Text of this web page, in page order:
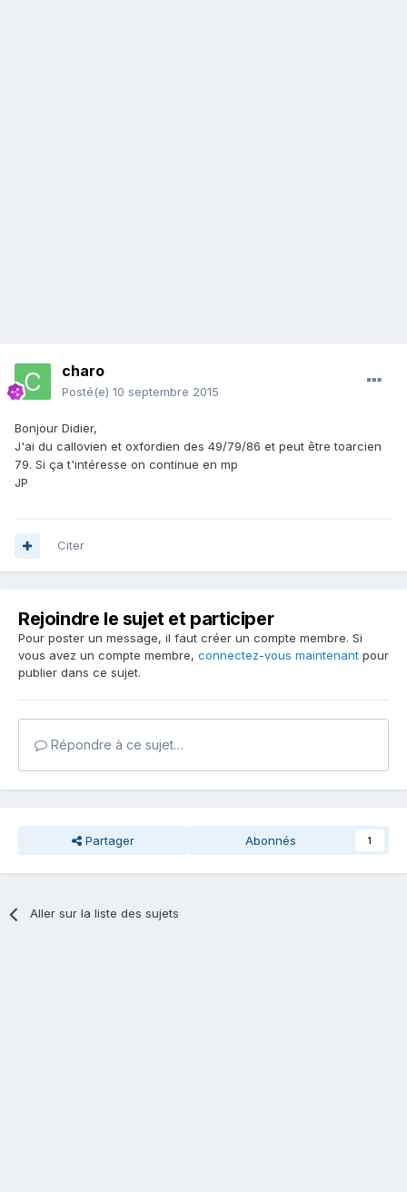
charo
Posté(e) 10 septembre 2015
Bonjour Didier,
J'ai du callovien et oxfordien des 49/79/86 et peut être toarcien
79. Si ça t'intéresse on continue en mp
JP
Citer
Rejoindre le sujet et participer
Pour poster un message, il faut créer un compte membre. Si
vous avez un compte membre, connectez-vous maintenant pour
publier dans ce sujet.
Répondre à ce sujet…
Partager Abonnés 1
Aller sur la liste des sujets